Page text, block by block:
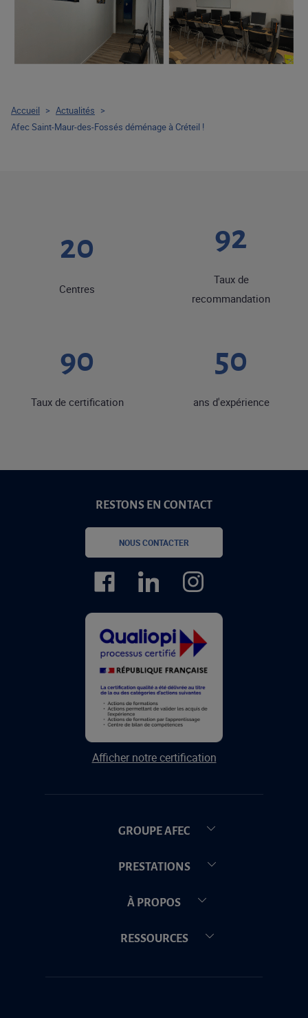
20
Centres
92
Taux de
recommandation
90
Taux de certification
50
ans d'expérience
RESTONS EN CONTACT
NOUS CONTACTER
Afficher notre certification
GROUPE AFEC
PRESTATIONS
À PROPOS
RESSOURCES
Accueil > Actualités >
Afec Saint-Maur-des-Fossés déménage à Créteil !